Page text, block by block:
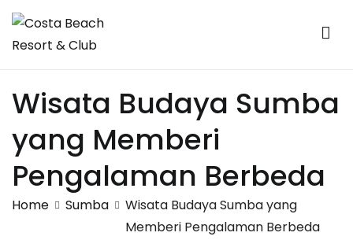
Skip
content
Wisata Budaya Sumba
yang Memberi
Pengalaman Berbeda
Home Sumba
Wisata Budaya Sumba yang
Memberi Pengalaman Berbeda